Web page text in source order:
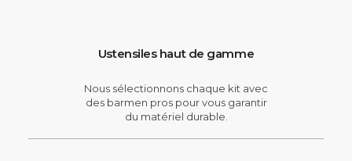
Ustensiles haut de gamme
Nous sélectionnons chaque kit avec
des barmen pros pour vous garantir
du matériel durable.